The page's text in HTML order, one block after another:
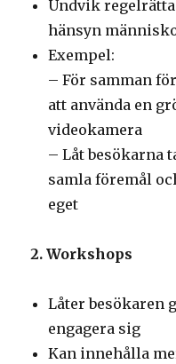
Undvik
hänsyn
Exempel:
– För samman
att använda en
videokamera
– Låt besökarna
samla föremål
eget
2. Workshops
Låter besökaren
engagera sig
Kan innehålla